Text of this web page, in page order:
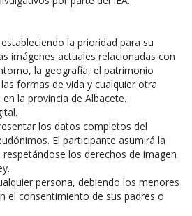
la prioridad para su
imágenes actuales relacionadas con
la geografía, el patrimonio
formas de vida y cualquier otra
la provincia de Albacete.
los datos completos del
El participante asumirá la
los derechos de imagen
persona, debiendo los menores
el consentimiento de sus padres o